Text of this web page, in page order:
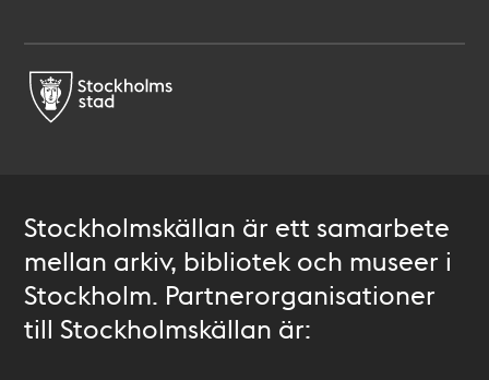
Stockholmskällan är ett samarbete
mellan arkiv, bibliotek och museer i
Stockholm. Partnerorganisationer
till Stockholmskällan är: